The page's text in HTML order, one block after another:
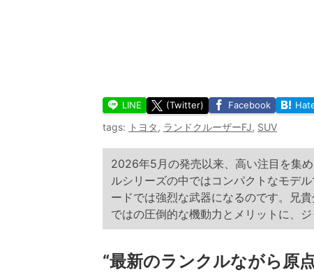
LINE (Twitter) Facebook
tags: トヨタ, ランドクルーザーFJ, SUV
2026年5月の発売以来、高い注目を集
ルシリーズの中ではコンパクトなモデ
ードでは強烈な武器になるのです。兄
ではの圧倒的な機動力とメリットに、
“最新のランクルながら原